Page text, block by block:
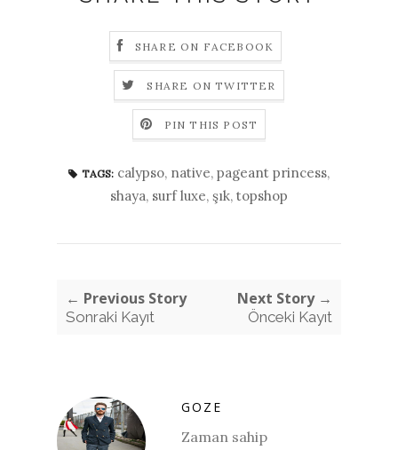
SHARE ON FACEBOOK
SHARE ON TWITTER
PIN THIS POST
TAGS: calypso, native, pageant princess,
shaya, surf luxe, şık, topshop
← Previous Story
Sonraki Kayıt
Next Story →
Önceki Kayıt
GOZE
Zaman sahip